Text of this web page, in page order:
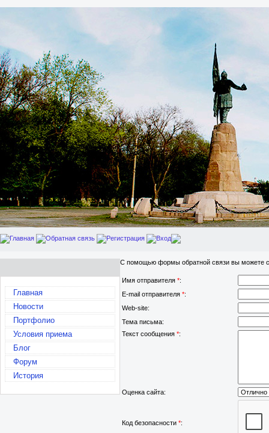
Главная Обратная связь Регистрация Вход
Главная
Новости
Портфолио
Условия приема
Блог
Форум
История
С помощью формы обратной связи вы можете
Имя отправителя *:
E-mail отправителя *:
Web-site:
Тема письма:
Текст сообщения *:
Оценка сайта:
Код безопасности *: